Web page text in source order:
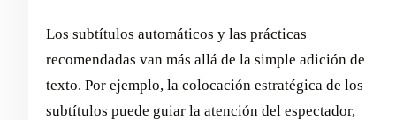
Los subtítulos automáticos y las prácticas
recomendadas van más allá de la simple adición de
texto. Por ejemplo, la colocación estratégica de los
subtítulos puede guiar la atención del espectador,